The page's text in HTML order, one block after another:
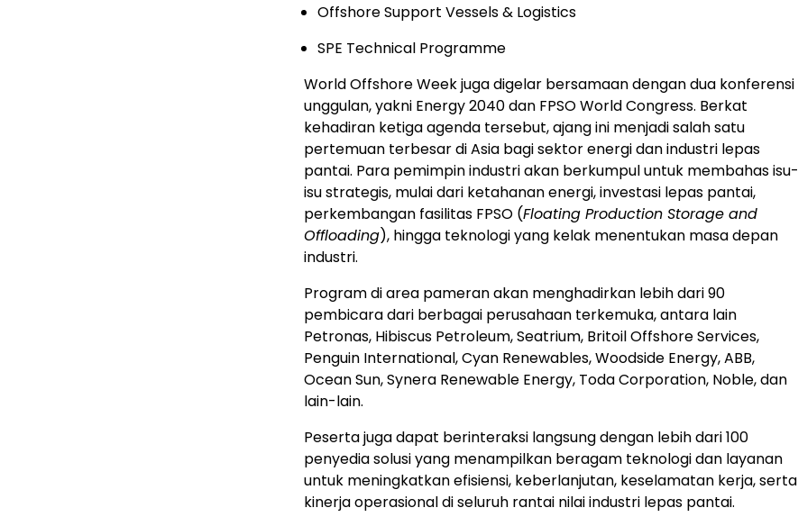
Offshore Support Vessels & Logistics
SPE Technical Programme
World Offshore Week juga digelar bersamaan dengan dua konferensi
unggulan, yakni Energy 2040 dan FPSO World Congress. Berkat
kehadiran ketiga agenda tersebut, ajang ini menjadi salah satu
pertemuan terbesar di Asia bagi sektor energi dan industri lepas
pantai. Para pemimpin industri akan berkumpul untuk membahas isu-
isu strategis, mulai dari ketahanan energi, investasi lepas pantai,
perkembangan fasilitas FPSO (Floating Production Storage and
Offloading), hingga teknologi yang kelak menentukan masa depan
industri.
Program di area pameran akan menghadirkan lebih dari 90
pembicara dari berbagai perusahaan terkemuka, antara lain
Petronas, Hibiscus Petroleum, Seatrium, Britoil Offshore Services,
Penguin International, Cyan Renewables, Woodside Energy, ABB,
Ocean Sun, Synera Renewable Energy, Toda Corporation, Noble, dan
lain-lain.
Peserta juga dapat berinteraksi langsung dengan lebih dari 100
penyedia solusi yang menampilkan beragam teknologi dan layanan
untuk meningkatkan efisiensi, keberlanjutan, keselamatan kerja, serta
kinerja operasional di seluruh rantai nilai industri lepas pantai.